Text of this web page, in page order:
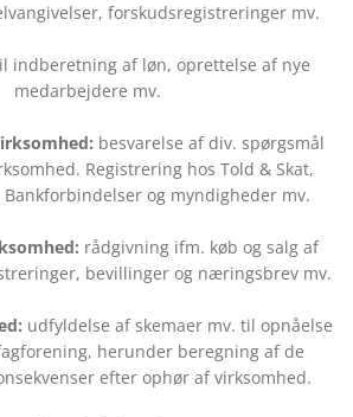
forskudsregistreringer mv.
indberetning af løn, oprettelse af nye
medarbejdere mv.
besvarelse af div. spørgsmål
Registrering hos Told & Skat,
og myndigheder mv.
rådgivning ifm. køb og salg af
bevillinger og næringsbrev mv.
udfyldelse af skemaer mv. til opnåelse
herunder beregning af de
efter ophør af virksomhed.